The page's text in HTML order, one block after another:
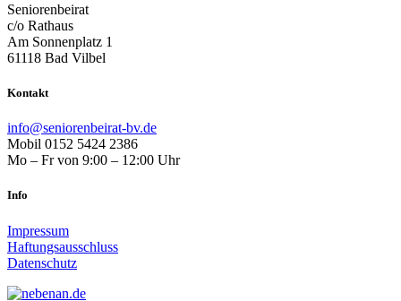
Seniorenbeirat
c/o Rathaus
Am Sonnenplatz 1
61118 Bad Vilbel
Kontakt
info@seniorenbeirat-bv.de
Mobil 0152 5424 2386
Mo – Fr von 9:00 – 12:00 Uhr
Info
Impressum
Haftungsausschluss
Datenschutz